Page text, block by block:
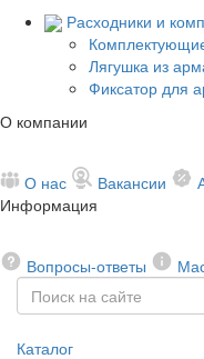
Расходники и
Лягушка из
Фиксатор для
О компании
О нас Вакансии
Информация
Вопросы-ответы
Каталог